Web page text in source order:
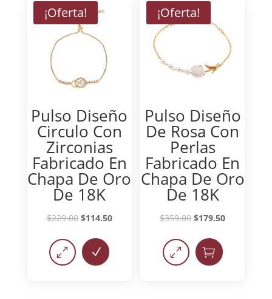
¡Oferta!
Pulso Diseño
Circulo Con
Zirconias
Fabricado En
Chapa De Oro
De 18K
$229.00 $114.50
0 N
¡Oferta!
Pulso Diseño
De Rosa Con
Perlas
Fabricado En
Chapa De Oro
De 18K
$359.00 $179.50
0 